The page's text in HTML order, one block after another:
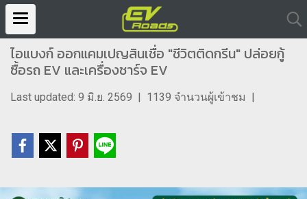
ไอแบงก์ ออกแคมเปญสินเชื่อ "ชีวิตติดกรีน" ปล่อยกู้
ซื้อรถ EV และเครื่องชาร์จ EV
Last updated: 9 มิ.ย. 2569 | 1139 จำนวนผู้เข้าชม |